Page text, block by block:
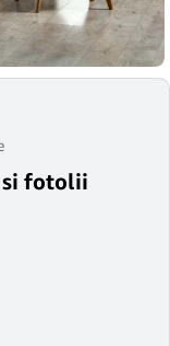
si fotolii